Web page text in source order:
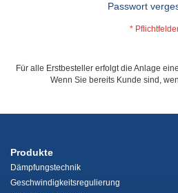
Passwort
Für alle Erstbesteller erfolgt die Anlage
Wenn Sie bereits Kunde sind,
Produkte
Dämpfungstechnik
Geschwindigkeitsregulierung